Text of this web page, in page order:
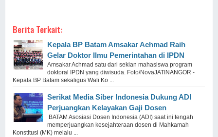
Berita Terkait:
Kepala BP Batam Amsakar Achmad Raih
Gelar Doktor Ilmu Pemerintahan di IPDN
Amsakar Achmad satu dari sekian mahasiswa program
doktoral IPDN yang diwisuda. Foto/NovaJATINANGOR -
Kepala BP Batam sekaligus Wali Ko ...
Serikat Media Siber Indonesia Dukung ADI
Perjuangkan Kelayakan Gaji Dosen
BATAM Asosiasi Dosen Indonesia (ADI) saat ini tengah
memperjuangkan kesejahteraan dosen di Mahkamah
Konstitusi (MK) melalu ...